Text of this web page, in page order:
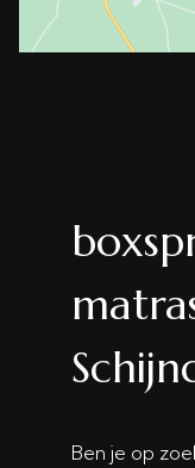
Ben je op